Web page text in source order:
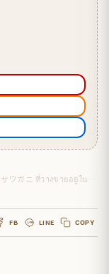
สินค้าสุดงุนงงในซุปเปอร์มาร์เก็ตญี่ปุ่น … ปูจิ๋ว ซาวากานิ サワガニ ที่วางขายอยู่ในมุมอาหารสด
FB LINE COPY